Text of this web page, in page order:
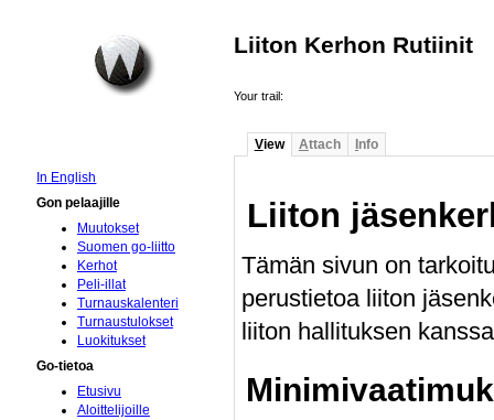
Liiton Kerhon Rutiinit
Your trail:
View Attach Info
Liiton
Tämän sivun on
perustietoa liiton
liiton hallituksen
In English
Gon pelaajille
Muutokset
Suomen go-liitto
Kerhot
Peli-illat
Turnauskalenteri
Turnaustulokset
Luokitukset
Go-tietoa
Etusivu
Aloittelijoille